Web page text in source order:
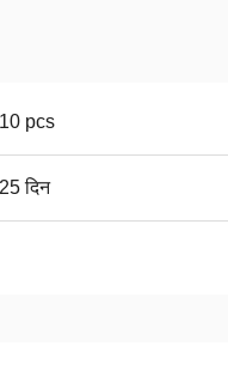
pcs
दिन